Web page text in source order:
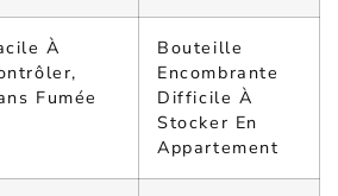
À
Fumée
Bouteille
Encombrante
Difficile À
Stocker En
Appartement